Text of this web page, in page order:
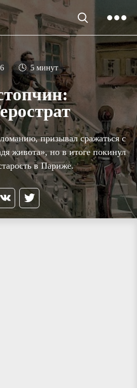
🕓 5 минут
призывал сражаться с
живота», но в итоге покинул
в Париже.